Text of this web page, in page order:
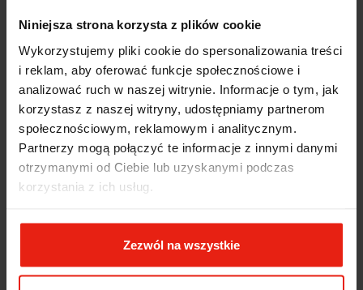
Niniejsza strona korzysta z plików cookie
Wykorzystujemy pliki cookie do spersonalizowania treści
i reklam, aby oferować funkcje społecznościowe i
analizować ruch w naszej witrynie. Informacje o tym, jak
korzystasz z naszej witryny, udostępniamy partnerom
społecznościowym, reklamowym i analitycznym.
Partnerzy mogą połączyć te informacje z innymi danymi
otrzymanymi od Ciebie lub uzyskanymi podczas
korzystania z ich usług.
Zezwól na wszystkie
5
Polecam szybko sprawnie dobrze zapakowane
Zostałem świetnie obsłużony. Brawa dla pracowników.
wczoraj
Alicja zweryfikowano
5
Jestem zaskoczona, że ta paczka dotarła do mnie tak
sprawnie, bez problemów. Bardzo pomocna obsługa